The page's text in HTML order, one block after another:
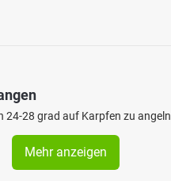
24-28 grad auf Karpfen zu angeln
Mehr anzeigen